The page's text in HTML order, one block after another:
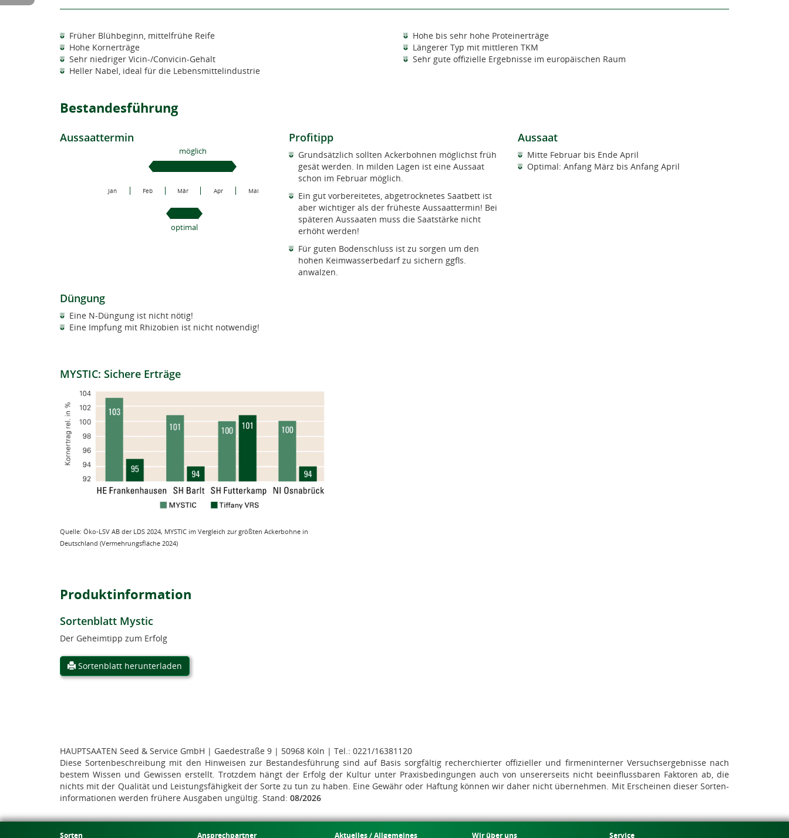
Früher Blühbeginn, mittelfrühe Reife
Hohe Kornerträge
Sehr niedriger Vicin-/Convicin-Gehalt
Heller Nabel, ideal für die Lebensmittelindustrie
Hohe bis sehr hohe Proteinerträge
Längerer Typ mit mittleren TKM
Sehr gute offizielle Ergebnisse im europäischen Raum
Bestandesführung
Aussaattermin
möglich
Jan Feb Mär Apr Mai
optimal
Profitipp
Grundsätzlich sollten Ackerbohnen möglichst früh
gesät werden. In milden Lagen ist eine Aussaat
schon im Februar möglich.
Ein gut vorbereitetes, abgetrocknetes Saatbett ist
aber wichtiger als der früheste Aussaattermin! Bei
späteren Aussaaten muss die Saatstärke nicht
erhöht werden!
Für guten Bodenschluss ist zu sorgen um den
hohen Keimwasserbedarf zu sichern ggfls.
anwalzen.
Aussaat
Mitte Februar bis Ende April
Optimal: Anfang März bis Anfang April
Düngung
Eine N-Düngung ist nicht nötig!
Eine Impfung mit Rhizobien ist nicht notwendig!
MYSTIC: Sichere Erträge
Quelle: Öko-LSV AB der LDS 2024, MYSTIC im Vergleich zur größten Ackerbohne in
Deutschland (Vermehrungsfläche 2024)
Produktinformation
Sortenblatt Mystic
Der Geheimtipp zum Erfolg
Sortenblatt herunterladen
HAUPTSAATEN Seed & Service GmbH | Gaedestraße 9 | 50968 Köln | Tel.: 0221/16381120
Diese Sortenbeschreibung mit den Hinweisen zur Bestandesführung sind auf Basis sorgfältig recherchierter offizieller und firmeninterner Versuchsergebnisse nach
bestem Wissen und Gewissen erstellt. Trotzdem hängt der Erfolg der Kultur unter Praxisbedingungen auch von unsererseits nicht beeinflussbaren Faktoren ab, die
nichts mit der Qualität und Leistungsfähigkeit der Sorte zu tun zu haben. Eine Gewähr oder Haftung können wir daher nicht übernehmen. Mit Erscheinen dieser Sorten-
informationen werden frühere Ausgaben ungültig. Stand: 08/2026
Sorten Ansprechpartner Aktuelles / Allgemeines Wir über uns Service